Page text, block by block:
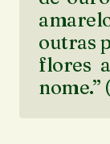
outras
flores
nome.”